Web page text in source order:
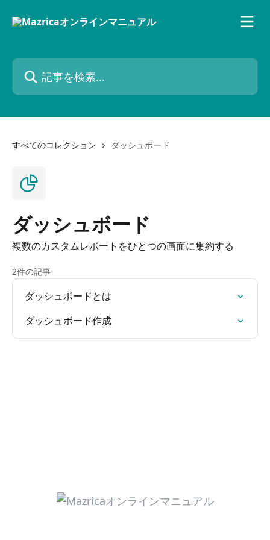
記事を検索...
すべてのコレクション ダッシュボード
ダッシュボード
複数のカスタムレポートをひとつの画面に集約する
2件の記事
ダッシュボードとは
ダッシュボード作成